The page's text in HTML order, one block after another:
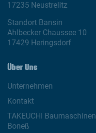
17235 Neustrelitz
Standort Bansin
Ahlbecker Chaussee 10
17429 Heringsdorf
Über Uns
Unternehmen
Kontakt
TAKEUCHI Baumaschinen
Boneß